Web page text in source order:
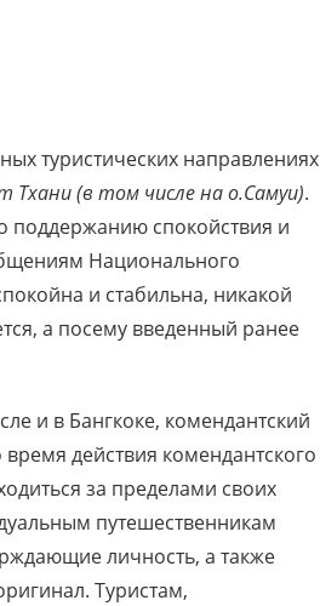
туристических направлениях
(в том числе на о.Самуи).
поддержанию спокойствия и
Национального
и стабильна, никакой
а посему введенный ранее
и в Бангкоке, комендантский
действия комендантского
за пределами своих
путешественникам
личность, а также
Туристам,